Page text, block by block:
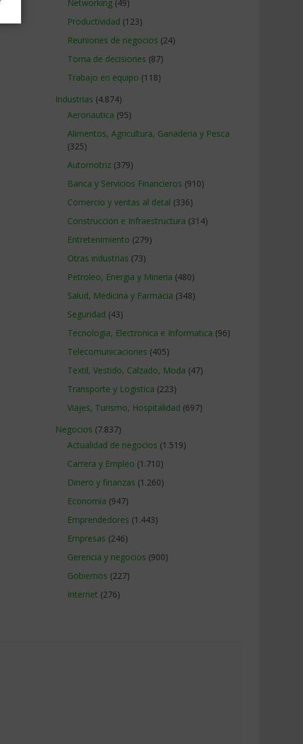
Networking (49)
Productividad (123)
Reuniones de negocios (24)
Toma de decisiones (87)
Trabajo en equipo (118)
Industrias (4.874)
Aeronautica (95)
Alimentos, Agricultura, Ganaderia y Pesca
(325)
Automotriz (379)
Banca y Servicios Financieros (910)
Comercio y ventas al detal (336)
Construccion e Infraestructura (314)
Entretenimiento (279)
Otras industrias (73)
Petroleo, Energia y Mineria (480)
Salud, Medicina y Farmacia (348)
Seguridad (43)
Tecnologia, Electronica e Informatica (96)
Telecomunicaciones (405)
Textil, Vestido, Calzado, Moda (47)
Transporte y Logistica (223)
Viajes, Turismo, Hospitalidad (697)
Negocios (7.837)
Actualidad de negocios (1.519)
Carrera y Empleo (1.710)
Dinero y finanzas (1.260)
Economía (947)
Emprendedores (1.443)
Empresas (246)
Gerencia y negocios (900)
Gobiernos (227)
Internet (276)